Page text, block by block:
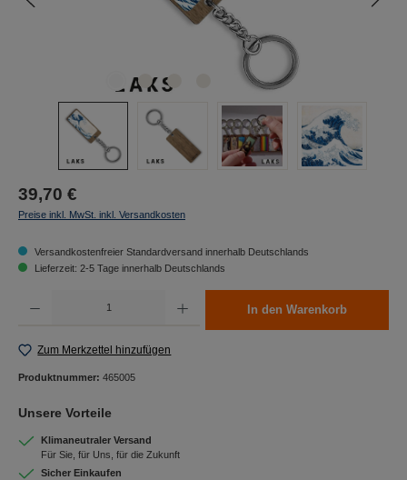
39,70 €
Preise inkl. MwSt. inkl. Versandkosten
Versandkostenfreier Standardversand innerhalb Deutschlands
Lieferzeit: 2-5 Tage innerhalb Deutschlands
In den Warenkorb
Zum Merkzettel hinzufügen
Produktnummer: 465005
Unsere Vorteile
Klimaneutraler Versand
Für Sie, für Uns, für die Zukunft
Sicher Einkaufen